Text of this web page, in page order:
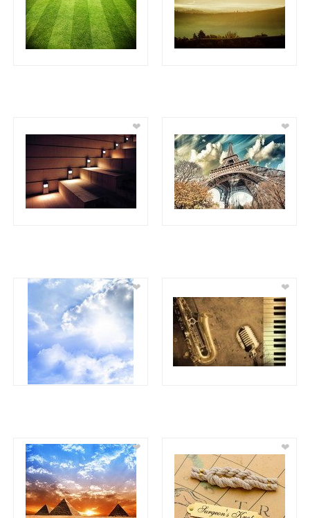
❤ ❤
❤ ❤
❤ ❤